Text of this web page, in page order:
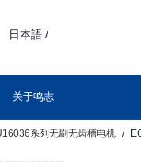
日本語 /
关于鸣志
系列无刷无齿槽电机